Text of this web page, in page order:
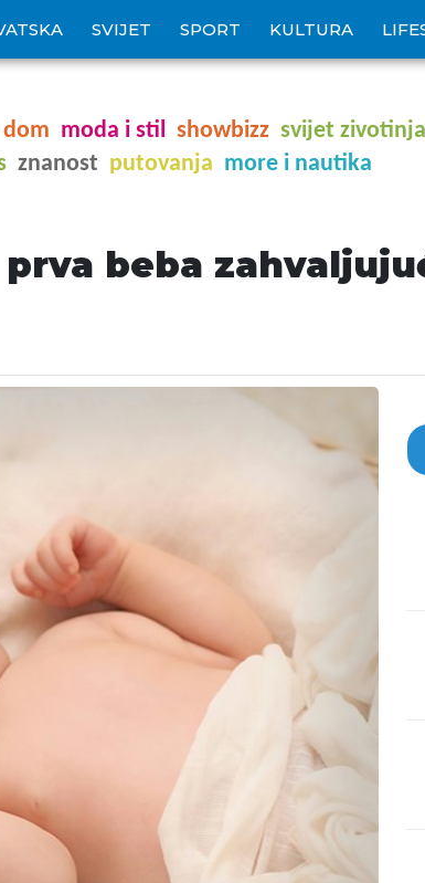
SVIJET SPORT KULTURA
dom moda i stil showbizz svijet zivotinja
znanost putovanja more i nautika
beba